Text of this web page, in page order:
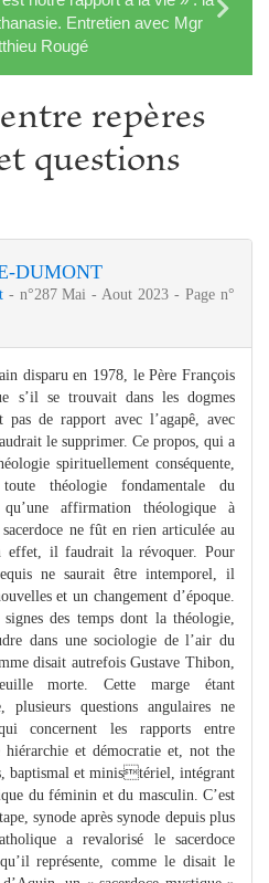
Entretien avec Mgr
Rougé
repères
questions
DUMONT
- n°287 Mai - Aout 2023 - Page n°
disparu en 1978, le Père François
s’il se trouvait dans les dogmes
pas de rapport avec l’agapê, avec
le supprimer. Ce propos, qui a
spirituellement conséquente,
théologie fondamentale du
affirmation théologique à
ne fût en rien articulée au
effet, il faudrait la révoquer. Pour
ne saurait être intemporel, il
et un changement d’époque.
des temps dont la théologie,
dans une sociologie de l’air du
disait autrefois Gustave Thibon,
morte. Cette marge étant
plusieurs questions angulaires ne
concernent les rapports entre
et démocratie et, not the
baptismal et ministériel, intégrant
du féminin et du masculin. C’est
synode après synode depuis plus
a revalorisé le sacerdoce
représente, comme le disait le